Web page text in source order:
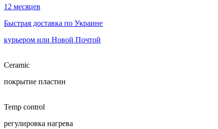
12 месяцев
Быстрая доставка по Украине
курьером или Новой Почтой
Ceramic
покрытие пластин
Temp control
регулировка нагрева